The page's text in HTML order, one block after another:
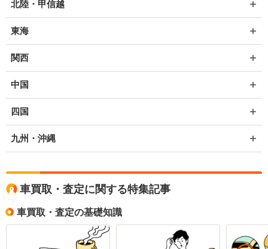
北陸・甲信越
東海
関西
中国
四国
九州・沖縄
車買取・査定に関する特集記事
車買取・査定の基礎知識